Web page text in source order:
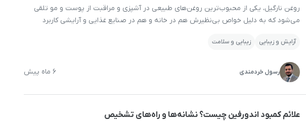
روغن نارگیل، یکی از محبوب‌ترین روغن‌های طبیعی در آشپزی و مراقبت از پوست و مو تلقی
می‌شود که به دلیل خواص بی‌نظیرش هم در خانه و هم در صنایع غذایی و آرایشی کاربرد
نه تنها اقتصادی‌تر است، […]
آرایش و زیبایی زیبایی و سلامت
رسول خردمندی 6 ماه پیش
علائم کمبود اندورفین چیست؟ نشانه‌ها و راه‌های تشخیص